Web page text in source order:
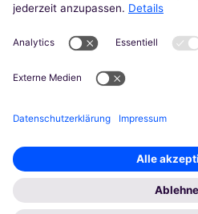
52066Aachen
ki@bistum-aachen.de